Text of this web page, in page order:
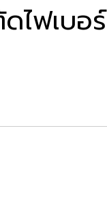
ไฟเบอร์